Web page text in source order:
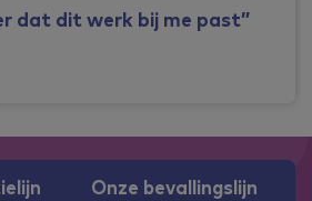
dat dit werk bij me past”
Onze bevallingslijn